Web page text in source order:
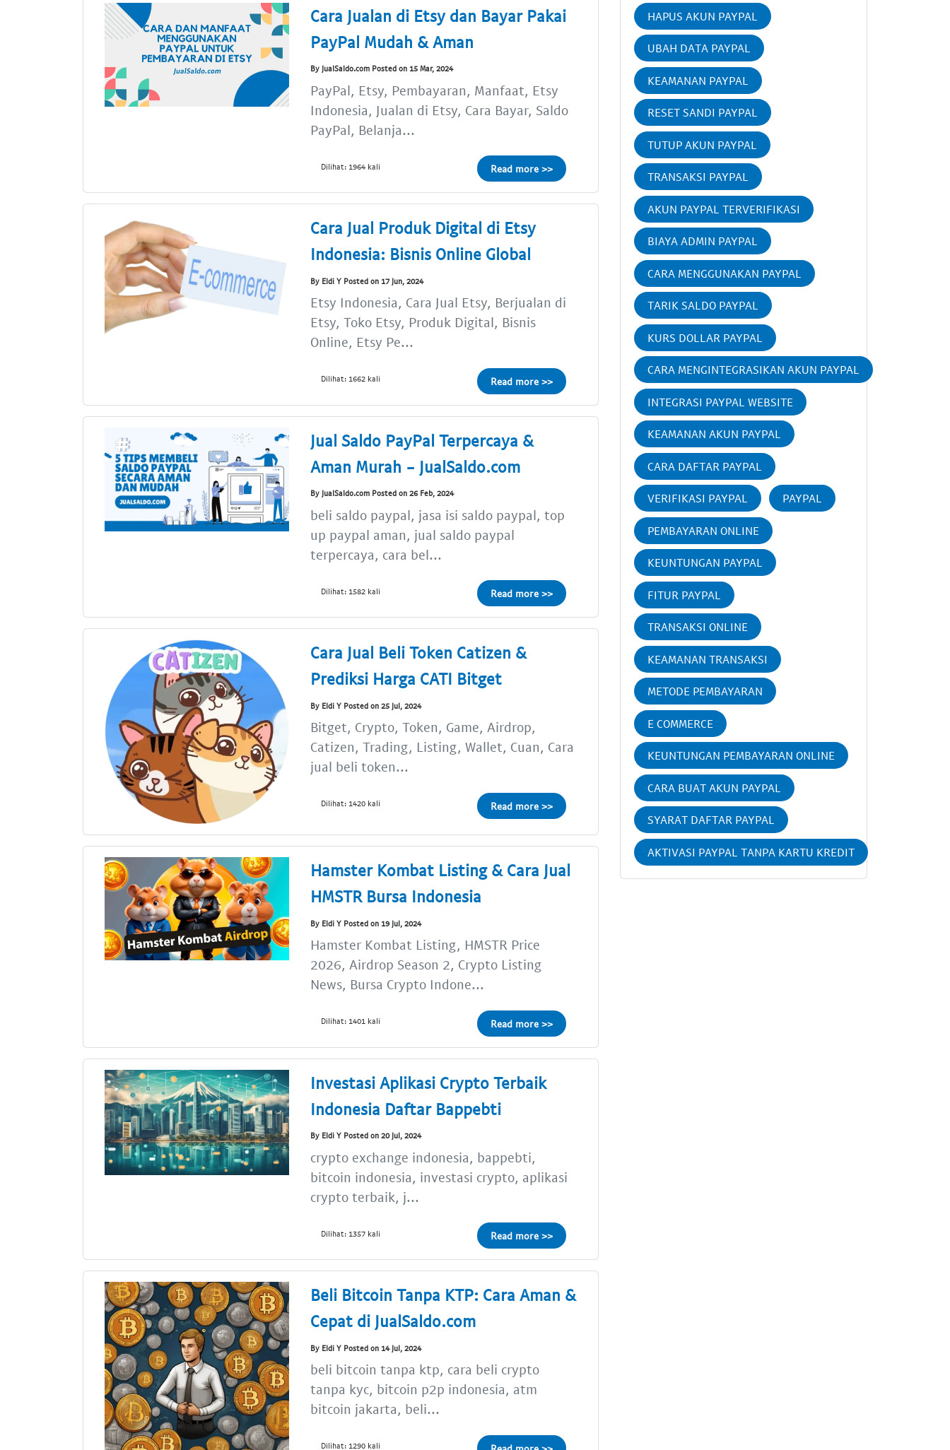
Cara Jualan di Etsy dan Bayar Pakai
PayPal Mudah & Aman
By JualSaldo.com Posted on 15 Mar, 2024
PayPal, Etsy, Pembayaran, Manfaat, Etsy
Indonesia, Jualan di Etsy, Cara Bayar, Saldo
PayPal, Belanja...
Dilihat: 1964 kali Read more >>
Cara Jual Produk Digital di Etsy
Indonesia: Bisnis Online Global
By Eldi Y Posted on 17 Jun, 2024
Etsy Indonesia, Cara Jual Etsy, Berjualan di
Etsy, Toko Etsy, Produk Digital, Bisnis
Online, Etsy Pe...
Dilihat: 1662 kali Read more >>
Jual Saldo PayPal Terpercaya &
Aman Murah - JualSaldo.com
By JualSaldo.com Posted on 26 Feb, 2024
beli saldo paypal, jasa isi saldo paypal, top
up paypal aman, jual saldo paypal
terpercaya, cara bel...
Dilihat: 1582 kali Read more >>
Cara Jual Beli Token Catizen &
Prediksi Harga CATI Bitget
By Eldi Y Posted on 25 Jul, 2024
Bitget, Crypto, Token, Game, Airdrop,
Catizen, Trading, Listing, Wallet, Cuan, Cara
jual beli token...
Dilihat: 1420 kali Read more >>
Hamster Kombat Listing & Cara Jual
HMSTR Bursa Indonesia
By Eldi Y Posted on 19 Jul, 2024
Hamster Kombat Listing, HMSTR Price
2026, Airdrop Season 2, Crypto Listing
News, Bursa Crypto Indone...
Dilihat: 1401 kali Read more >>
Investasi Aplikasi Crypto Terbaik
Indonesia Daftar Bappebti
By Eldi Y Posted on 20 Jul, 2024
crypto exchange indonesia, bappebti,
bitcoin indonesia, investasi crypto, aplikasi
crypto terbaik, j...
Dilihat: 1357 kali Read more >>
Beli Bitcoin Tanpa KTP: Cara Aman &
Cepat di JualSaldo.com
By Eldi Y Posted on 14 Jul, 2024
beli bitcoin tanpa ktp, cara beli crypto
tanpa kyc, bitcoin p2p indonesia, atm
bitcoin jakarta, beli...
Dilihat: 1290 kali
HAPUS AKUN PAYPAL
UBAH DATA PAYPAL
KEAMANAN PAYPAL
RESET SANDI PAYPAL
TUTUP AKUN PAYPAL
TRANSAKSI PAYPAL
AKUN PAYPAL TERVERIFIKASI
BIAYA ADMIN PAYPAL
CARA MENGGUNAKAN PAYPAL
TARIK SALDO PAYPAL
KURS DOLLAR PAYPAL
CARA MENGINTEGRASIKAN AKUN PAYPAL
INTEGRASI PAYPAL WEBSITE
KEAMANAN AKUN PAYPAL
CARA DAFTAR PAYPAL
VERIFIKASI PAYPAL PAYPAL
PEMBAYARAN ONLINE
KEUNTUNGAN PAYPAL
FITUR PAYPAL
TRANSAKSI ONLINE
KEAMANAN TRANSAKSI
METODE PEMBAYARAN
E COMMERCE
KEUNTUNGAN PEMBAYARAN ONLINE
CARA BUAT AKUN PAYPAL
SYARAT DAFTAR PAYPAL
AKTIVASI PAYPAL TANPA KARTU KREDIT